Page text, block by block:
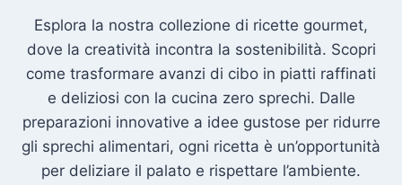
Esplora la nostra collezione di ricette gourmet,
dove la creatività incontra la sostenibilità. Scopri
come trasformare avanzi di cibo in piatti raffinati
e deliziosi con la cucina zero sprechi. Dalle
preparazioni innovative a idee gustose per ridurre
gli sprechi alimentari, ogni ricetta è un’opportunità
per deliziare il palato e rispettare l’ambiente.